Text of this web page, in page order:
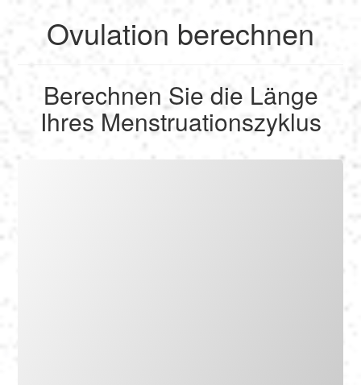
Berechnen
English
Français
Deutsch
Ovulation berechnen
Berechnen Sie die Länge
Ihres Menstruationszyklus